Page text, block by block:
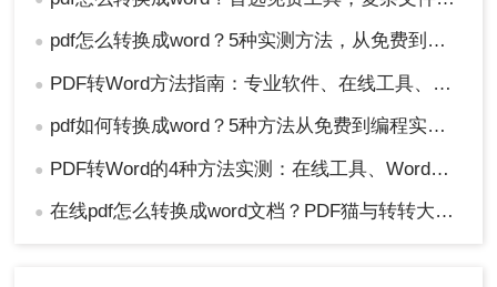
● pdf怎么转换成word？5种实测方法，从免费到专业全攻略！
● PDF转Word方法指南：专业软件、在线工具、Word内置与改后缀名4种方案对比！
● pdf如何转换成word？5种方法从免费到编程实测对比！
● PDF转Word的4种方法实测：在线工具、Word、Adobe与开源软件对比！！
● 在线pdf怎么转换成word文档？PDF猫与转转大师2种在线工具使用指南与功能对比！